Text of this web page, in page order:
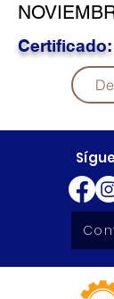
Certificado: